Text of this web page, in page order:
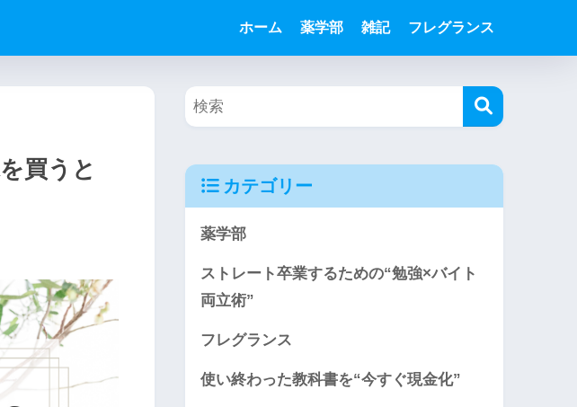
ホーム 薬学部 雑記 フレグランス
買うと
カテゴリー
薬学部
ストレート卒業するための“勉強×バイト
両立術”
フレグランス
使い終わった教科書を“今すぐ現金化”